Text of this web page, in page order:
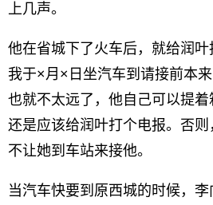
上几声。
他在省城下了火车后，就给润
我于×月×日坐汽车到请接前本
也就不太远了，他自己可以提
还是应该给润叶打个电报。否
不让她到车站来接他。
当汽车快要到原西城的时候，